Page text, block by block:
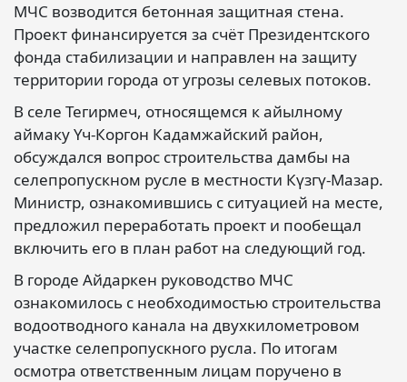
МЧС возводится бетонная защитная стена.
Проект финансируется за счёт Президентского
фонда стабилизации и направлен на защиту
территории города от угрозы селевых потоков.
В селе Тегирмеч, относящемся к айылному
аймаку Үч-Коргон Кадамжайский район,
обсуждался вопрос строительства дамбы на
селепропускном русле в местности Күзгү-Мазар.
Министр, ознакомившись с ситуацией на месте,
предложил переработать проект и пообещал
включить его в план работ на следующий год.
В городе Айдаркен руководство МЧС
ознакомилось с необходимостью строительства
водоотводного канала на двухкилометровом
участке селепропускного русла. По итогам
осмотра ответственным лицам поручено в